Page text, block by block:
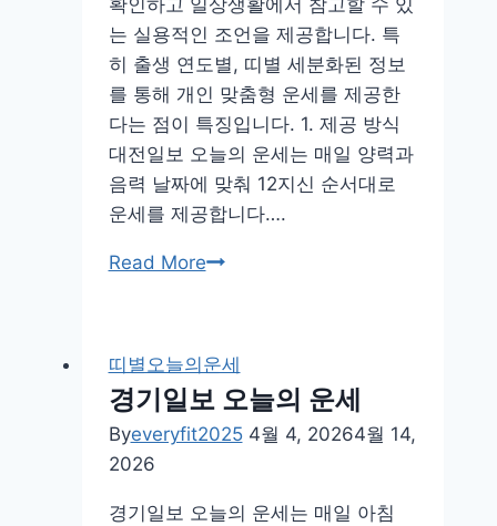
–
오
늘
운
세
확인하고 일상생활에서 참고할 수 있
는 실용적인 조언을 제공합니다. 특
히 출생 연도별, 띠별 세분화된 정보
를 통해 개인 맞춤형 운세를 제공한
다는 점이 특징입니다. 1. 제공 방식
대전일보 오늘의 운세는 매일 양력과
음력 날짜에 맞춰 12지신 순서대로
운세를 제공합니다….
Read More대
보
늘
의
세
띠별오늘의운세
경기일보 오늘의 운세
Byeveryfit2025 4월 4, 20264월 14,
2026
경기일보 오늘의 운세는 매일 아침